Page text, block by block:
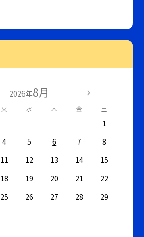
2026年8月
火 水 木 金 土
1
4 5 6 7
8
11 12 13 14
15
18 19 20 21
22
25 26 27 28
29